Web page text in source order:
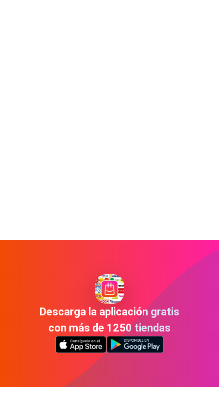
Descarga la aplicación gratis
con más de 1250 tiendas